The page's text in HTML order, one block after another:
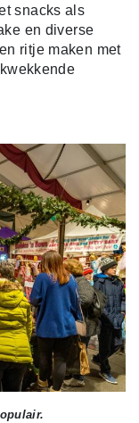
snacks als
en diverse
ritje maken met